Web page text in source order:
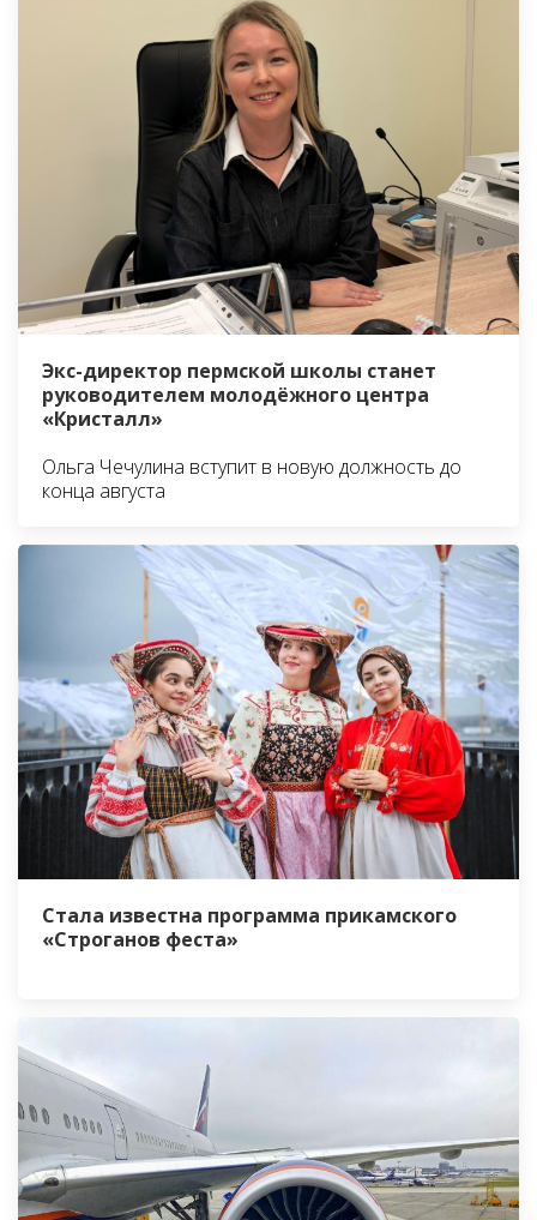
Экс-директор пермской школы станет
руководителем молодёжного центра
«Кристалл»
Ольга Чечулина вступит в новую должность до
конца августа
Стала известна программа прикамского
«Строганов феста»